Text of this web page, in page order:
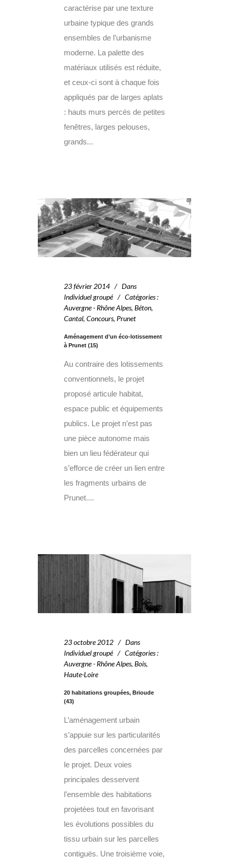
caractérise par une texture
urbaine typique des grands
ensembles de l’urbanisme
moderne. La palette des
matériaux utilisés est réduite,
et ceux-ci sont à chaque fois
appliqués par de larges aplats
: hauts murs percés de petites
fenêtres, larges pelouses,
grands...
23 février 2014
Dans
Individuel groupé
Catégories:
Auvergne - Rhône Alpes, Béton,
Cantal, Concours, Prunet
Aménagement d’un éco-lotissement
à Prunet (15)
Au contraire des lotissements
conventionnels, le projet
proposé articule habitat,
espace public et équipements
publics. Le projet n’est pas
une pièce autonome mais
bien un lieu fédérateur qui
s’efforce de créer un lien entre
les fragments urbains de
Prunet....
23 octobre 2012
Dans
Individuel groupé
Catégories:
Auvergne - Rhône Alpes, Bois,
Haute-Loire
20 habitations groupées, Brioude
(43)
L’aménagement urbain
s’appuie sur les particularités
des parcelles concernées par
le projet. Deux voies
principales desservent
l’ensemble des habitations
projetées tout en favorisant
les évolutions possibles du
tissu urbain sur les parcelles
contiguës. Une troisième voie,